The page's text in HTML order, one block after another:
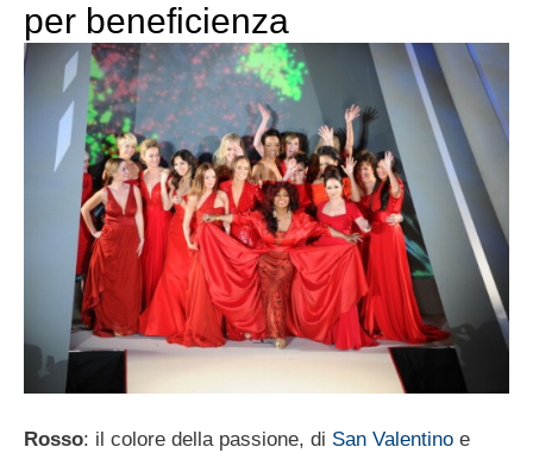
per beneficienza
Rosso: il colore della passione, di San Valentino e